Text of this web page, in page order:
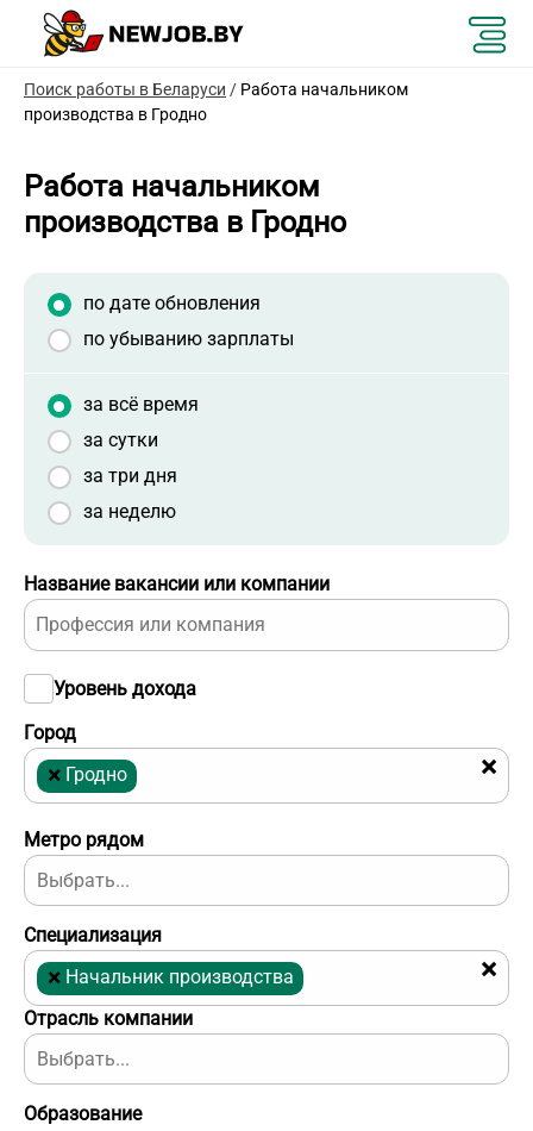
Поиск работы в Беларуси / Работа начальником
производства в Гродно
Работа начальником
производства в Гродно
Отрасль компании
Название вакансии или компании
Город
×
× Гродно
Уровень дохода
Образование
Метро рядом
по дате обновления
по убыванию зарплаты
за всё время
за сутки
за три дня
за неделю
Специализация
×
× Начальник производства